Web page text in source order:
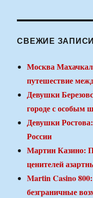
СВЕЖИЕ ЗАПИСИ
Москва
путешествие
Девушки
городе с особым
Девушки
России
Мартин Казино:
ценителей
Martin Casino
безграничные